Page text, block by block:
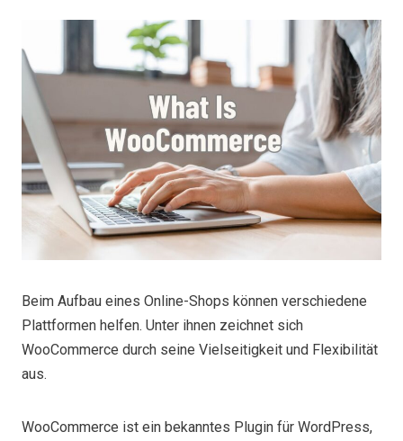
Beim Aufbau eines Online-Shops können verschiedene
Plattformen helfen. Unter ihnen zeichnet sich
WooCommerce durch seine Vielseitigkeit und Flexibilität
aus.
WooCommerce ist ein bekanntes Plugin für WordPress,